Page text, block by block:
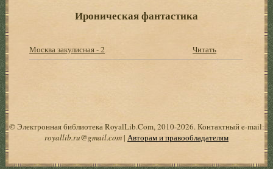
Ироническая фантастика
Москва закулисная - 2 Читать
© Электронная библиотека RoyalLib.Com, 2010-2026. Контактный e-mail:
royallib.ru@gmail.com| Авторам и правообладателям